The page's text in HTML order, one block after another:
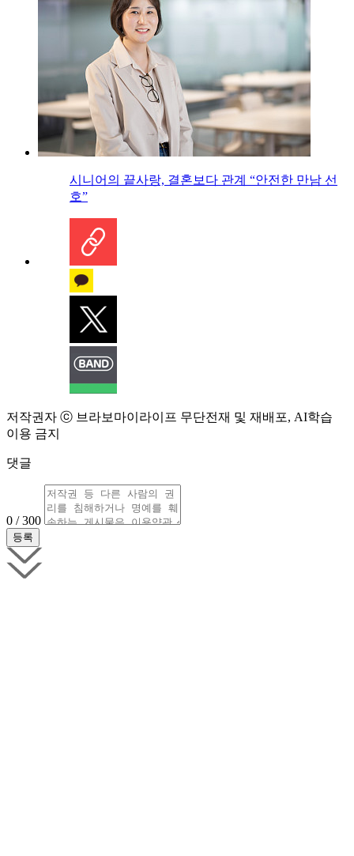
시니어의 끝사랑, 결혼보다 관계 “안전한 만남 선
호”
저작권자 ⓒ 브라보마이라이프 무단전재 및 재배포, AI학습
이용 금지
댓글
0 / 300